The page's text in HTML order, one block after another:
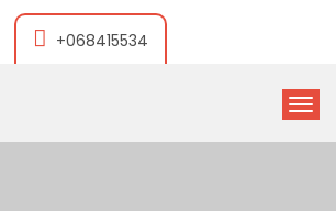
+068415534
T